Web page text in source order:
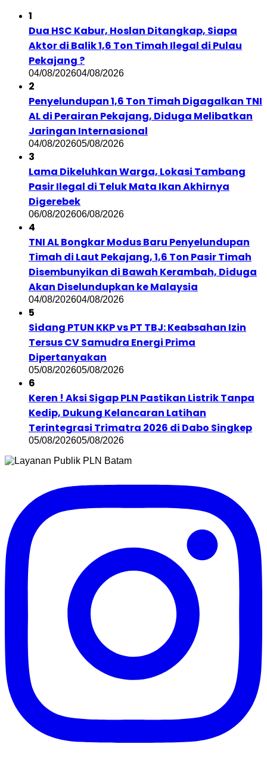
1
Dua HSC Kabur, Hoslan Ditangkap, Siapa
Aktor di Balik 1,6 Ton Timah Ilegal di Pulau
Pekajang ?
04/08/202604/08/2026
2
Penyelundupan 1,6 Ton Timah Digagalkan TNI
AL di Perairan Pekajang, Diduga Melibatkan
Jaringan Internasional
04/08/202605/08/2026
3
Lama Dikeluhkan Warga, Lokasi Tambang
Pasir Ilegal di Teluk Mata Ikan Akhirnya
Digerebek
06/08/202606/08/2026
4
TNI AL Bongkar Modus Baru Penyelundupan
Timah di Laut Pekajang, 1,6 Ton Pasir Timah
Disembunyikan di Bawah Kerambah, Diduga
Akan Diselundupkan ke Malaysia
04/08/202604/08/2026
5
Sidang PTUN KKP vs PT TBJ: Keabsahan Izin
Tersus CV Samudra Energi Prima
Dipertanyakan
05/08/202605/08/2026
6
Keren ! Aksi Sigap PLN Pastikan Listrik Tanpa
Kedip, Dukung Kelancaran Latihan
Terintegrasi Trimatra 2026 di Dabo Singkep
05/08/202605/08/2026